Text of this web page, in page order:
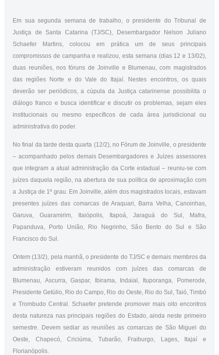
Em sua segunda semana de trabalho, o presidente do Tribunal de
Justiça de Santa Catarina (TJ/SC), Desembargador Nelson Juliano
Schaefer Martins, colocou em prática um de seus principais
compromissos de campanha e realizou, esta semana (dias 12 e 13/02),
duas reuniões, nos fóruns de Joinville e Blumenau, com magistrados
das regiões Norte e do Vale do Itajaí. Nestes encontros, os quais
deverão ser periódicos, a cúpula da Justiça catarinense possibilita o
diálogo franco e busca identificar e discutir os problemas, sejam eles
institucionais ou mesmo específicos de cada área jurisdicional ou
administrativa do poder.
No final da tarde desta quarta (12/2), no Fórum de Joinville, o presidente
– acompanhado pelos demais Desembargadores e Juízes assessores
que integram a atual administração da Corte estadual – reuniu-se com
juízes daquela região, na abertura de sua política de aproximação com
a Justiça de 1º grau. Em Joinville, além dos magistrados locais, estavam
presentes juízes das comarcas de Araquari, Barra Velha, Canoinhas,
Garuva, Guaramirim, Itaiópolis, Itapoá, Jaraguá do Sul, Mafra,
Papanduva, Porto União, Rio Negrinho, São Bento do Sul e São
Francisco do Sul.
Ontem (13/2), pela manhã, o presidente do TJ/SC e demais membros da
administração estiveram reunidos com juízes das comarcas de
Blumenau, Ascurra, Gaspar, Ibirama, Indaial, Ituporanga, Pomerode,
Presidente Getúlio, Rio do Campo, Rio do Oeste, Rio do Sul, Taió, Timbó
e Trombudo Central. Schaefer pretende promover mais oito encontros
desta natureza nas principais regiões do Estado, ainda neste primeiro
semestre. Devem sediar as reuniões as comarcas de São Miguel do
Oeste, Chapecó, Criciúma, Tubarão, Fraiburgo, Lages, Itajaí e
Florianópolis.